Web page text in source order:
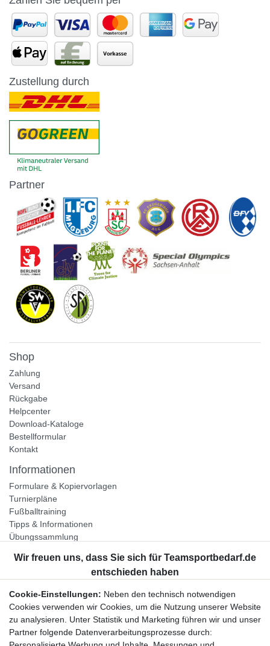
Zustellung durch
Partner
Shop
Zahlung
Versand
Rückgabe
Helpcenter
Download-Kataloge
Bestellformular
Kontakt
Informationen
Formulare & Kopiervorlagen
Turnierpläne
Fußballtraining
Tipps & Informationen
Übungssammlung
Unternehmen
Widerrufsrecht
Bestellung widerrufen
Cookie-Einstellungen: Neben den technisch notwendigen
Cookies verwenden wir Cookies, um die Nutzung unserer Website
zu analysieren. Unter Statistik und Marketing führen wir und unser
Partner folgende Datenverarbeitungsprozesse durch: